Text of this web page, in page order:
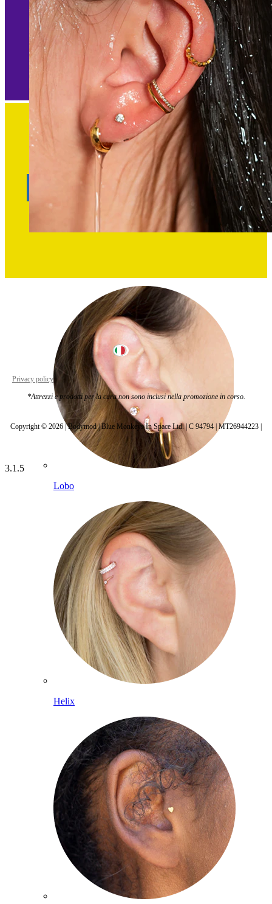
Lobo
Helix
Italy
Privacy policy Cookie settings
*Attrezzi e prodotti per la cura non sono inclusi nella promozione in corso.
Copyright © 2026 | Bodymod | Blue Monkeys In Space Ltd. | C 94794 | MT26944223 |
3.1.5